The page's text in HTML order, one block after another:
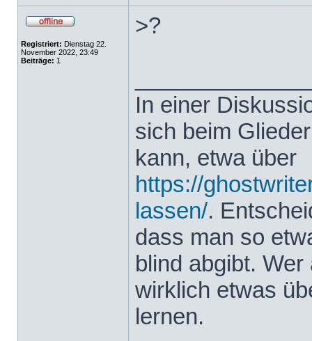
Registriert: Dienstag 22.
November 2022, 23:49
Beiträge: 1
>?
In einer
sich beim
kann, etwa über
https://
lassen/.
dass man so
blind abgibt.
wirklich etwas
lernen.